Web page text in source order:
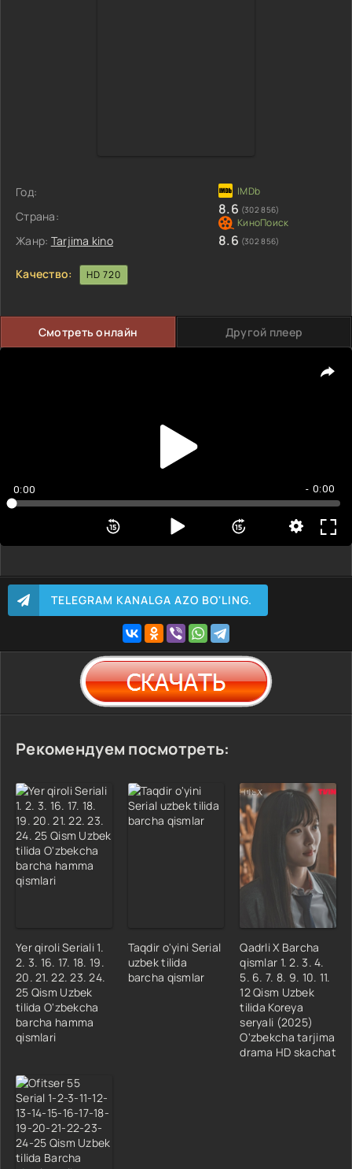
Год:
Страна:
Жанр: Tarjima kino
8.6 (302 856)
8.6 (302 856)
Качество: HD 720
Смотреть онлайн Другой плеер
0:00 - 0:00
TELEGRAM KANALGA AZO BO'LING.
Рекомендуем посмотреть:
Yer qiroli Seriali 1.
2. 3. 16. 17. 18. 19.
20. 21. 22. 23. 24.
25 Qism Uzbek
tilida O'zbekcha
barcha hamma
qismlari
Taqdir o'yini Serial
uzbek tilida
barcha qismlar
Qadrli X Barcha
qismlar 1. 2. 3. 4.
5. 6. 7. 8. 9. 10. 11.
12 Qism Uzbek
tilida Koreya
seryali (2025)
O'zbekcha tarjima
drama HD skachat